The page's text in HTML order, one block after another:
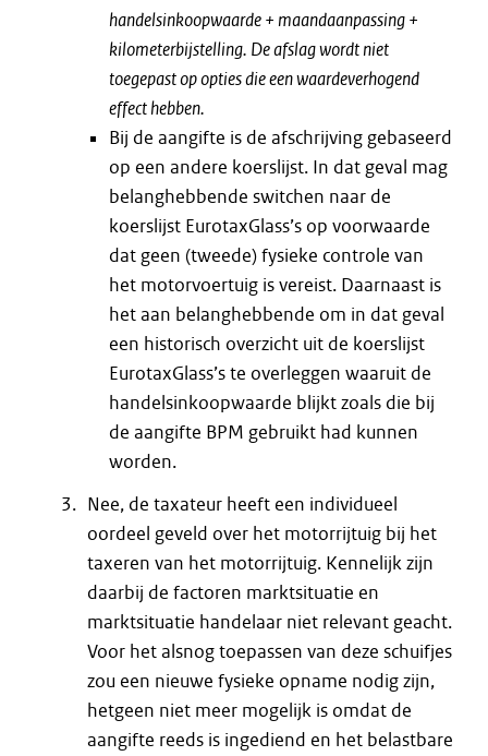
handelsinkoopwaarde + maandaanpassing +
kilometerbijstelling. De afslag wordt niet
toegepast op opties die een waardeverhogend
effect hebben.
Bij de aangifte is de afschrijving gebaseerd
op een andere koerslijst. In dat geval mag
belanghebbende switchen naar de
koerslijst EurotaxGlass’s op voorwaarde
dat geen (tweede) fysieke controle van
het motorvoertuig is vereist. Daarnaast is
het aan belanghebbende om in dat geval
een historisch overzicht uit de koerslijst
EurotaxGlass’s te overleggen waaruit de
handelsinkoopwaarde blijkt zoals die bij
de aangifte BPM gebruikt had kunnen
worden.
Nee, de taxateur heeft een individueel
oordeel geveld over het motorrijtuig bij het
taxeren van het motorrijtuig. Kennelijk zijn
daarbij de factoren marktsituatie en
marktsituatie handelaar niet relevant geacht.
Voor het alsnog toepassen van deze schuifjes
zou een nieuwe fysieke opname nodig zijn,
hetgeen niet meer mogelijk is omdat de
aangifte reeds is ingediend en het belastbare